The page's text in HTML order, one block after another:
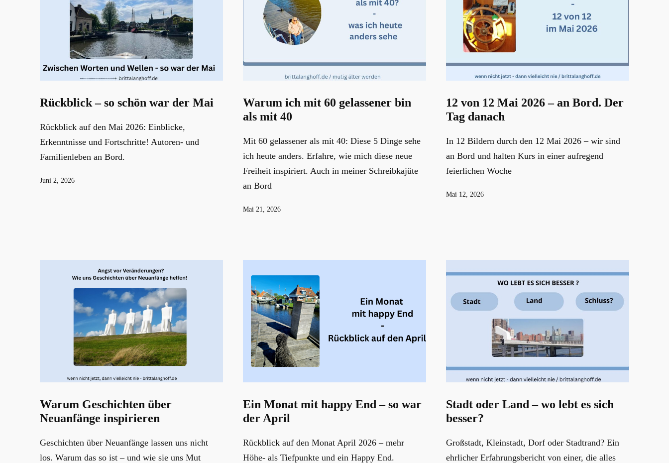
Rückblick – so schön war der Mai
Rückblick auf den Mai 2026: Einblicke,
Erkenntnisse und Fortschritte! Autoren- und
Familienleben an Bord.
Veröffentlicht
Juni 2, 2026
Warum ich mit 60 gelassener bin
als mit 40
Mit 60 gelassener als mit 40: Diese 5 Dinge sehe
ich heute anders. Erfahre, wie mich diese neue
Freiheit inspiriert. Auch in meiner Schreibkajüte
an Bord
Veröffentlicht
Mai 21, 2026
12 von 12 Mai 2026 – an Bord. Der
Tag danach
In 12 Bildern durch den 12 Mai 2026 – wir sind
an Bord und halten Kurs in einer aufregend
feierlichen Woche
Veröffentlicht
Mai 12, 2026
Warum Geschichten über
Neuanfänge inspirieren
Geschichten über Neuanfänge lassen uns nicht
los. Warum das so ist – und wie sie uns Mut
Ein Monat mit happy End – so war
der April
Rückblick auf den Monat April 2026 – mehr
Höhe- als Tiefpunkte und ein Happy End.
Stadt oder Land – wo lebt es sich
besser?
Großstadt, Kleinstadt, Dorf oder Stadtrand? Ein
ehrlicher Erfahrungsbericht von einer, die alles